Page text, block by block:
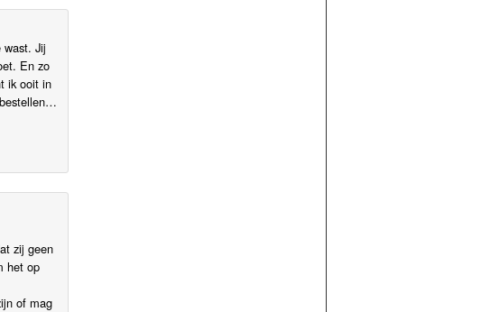
wast. Jij
En zo
ik ooit in
zij geen
het op
of mag